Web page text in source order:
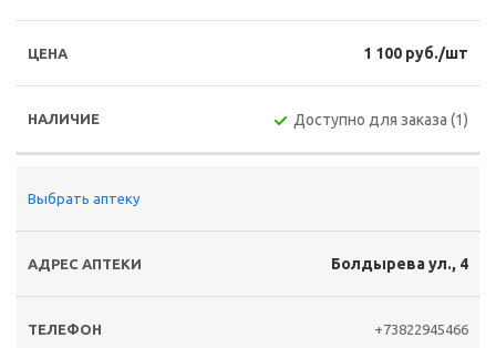
1 100 руб./шт
Доступно для заказа (1)
Выбрать аптеку
Болдырева ул., 4
+73822945466